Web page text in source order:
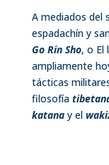
A mediados del
espadachín y
Go Rin Sho, o El
ampliamente
tácticas
filosofía
katanay el